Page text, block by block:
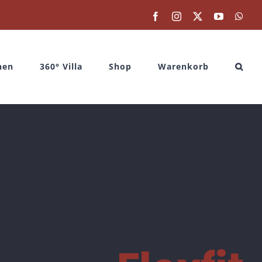
FacebookInstagram YouTube
360° Villa Shop Warenkorb